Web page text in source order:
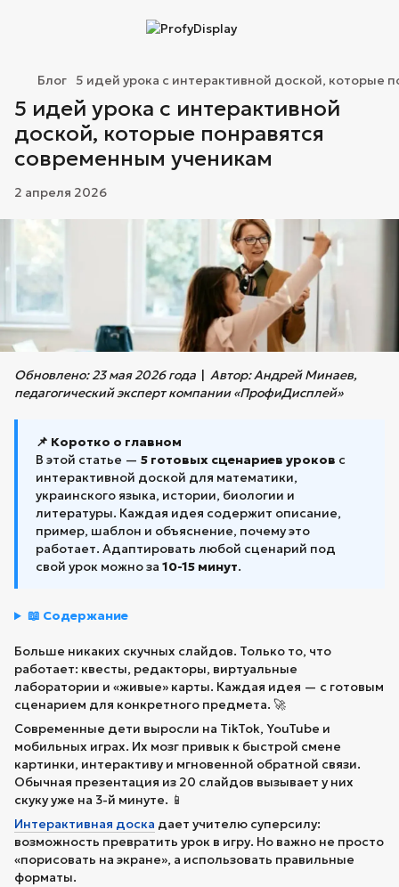
Блог 5 идей урока с интерактивной доской, которые
5 идей урока с интерактивной
доской, которые понравятся
современным ученикам
2 апреля 2026
Обновлено: 23 мая 2026 года
Автор: Андрей Минаев,
педагогический эксперт компании «ПрофиДисплей»
📌 Коротко о главном
В этой статье — 5 готовых сценариев уроков с
интерактивной доской для математики,
украинского языка, истории, биологии и
литературы. Каждая идея содержит описание,
пример, шаблон и объяснение, почему это
работает. Адаптировать любой сценарий под
свой урок можно за 10-15 минут.
📖 Содержание
Больше никаких скучных слайдов. Только то, что
работает: квесты, редакторы, виртуальные
лаборатории и «живые» карты. Каждая идея — с готовым
сценарием для конкретного предмета. 🚀
Современные дети выросли на TikTok, YouTube и
мобильных играх. Их мозг привык к быстрой смене
картинки, интерактиву и мгновенной обратной связи.
Обычная презентация из 20 слайдов вызывает у них
скуку уже на 3-й минуте. 📱
Интерактивная доска дает учителю суперсилу:
возможность превратить урок в игру. Но важно не просто
«порисовать на экране», а использовать правильные
форматы.